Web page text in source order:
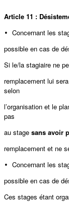
Article 11 :
• Concernant les
possible en cas de
Si le/la stagiaire ne
remplacement lui
selon
l’organisation et le
pas
au stage sans avoir
remplacement et ne
• Concernant les
possible en cas de
Ces stages étant